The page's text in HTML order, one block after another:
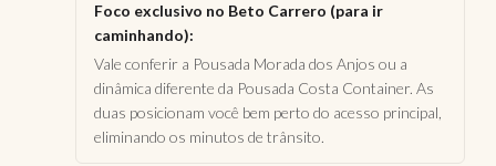
Foco exclusivo no Beto Carrero (para ir
caminhando):
Vale conferir a Pousada Morada dos Anjos ou a
dinâmica diferente da Pousada Costa Container. As
duas posicionam você bem perto do acesso principal,
eliminando os minutos de trânsito.